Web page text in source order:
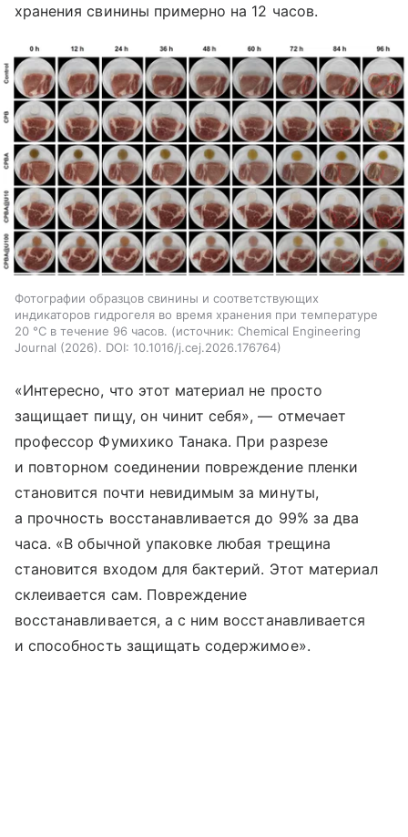
хранения свинины примерно на 12 часов.
Фотографии образцов свинины и соответствующих
индикаторов гидрогеля во время хранения при температуре
20 °C в течение 96 часов.
источник: Chemical Engineering
Journal (2026). DOI: 10.1016/j.cej.2026.176764
«Интересно, что этот материал не просто
защищает пищу, он чинит себя», — отмечает
профессор Фумихико Танака. При разрезе
и повторном соединении повреждение пленки
становится почти невидимым за минуты,
а прочность восстанавливается до 99% за два
часа. «В обычной упаковке любая трещина
становится входом для бактерий. Этот материал
склеивается сам. Повреждение
восстанавливается, а с ним восстанавливается
и способность защищать содержимое».